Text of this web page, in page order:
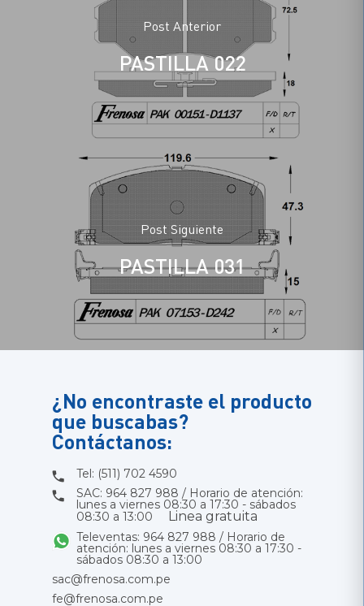
Post Anterior
PASTILLA 022
Post Siguiente
PASTILLA 031
¿No encontraste el producto
que buscabas?
Contáctanos:
Tel: (511) 702 4590
SAC: 964 827 988 / Horario de atención:
lunes a viernes 08:30 a 17:30 - sábados
08:30 a 13:00
Linea gratuita
Televentas: 964 827 988 / Horario de
atención: lunes a viernes 08:30 a 17:30 -
sábados 08:30 a 13:00
sac@frenosa.com.pe
fe@frenosa.com.pe